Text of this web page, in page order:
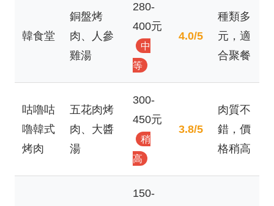
韓食堂
銅盤烤
肉、人參
雞湯
280-
400元
中
等
4.0/5
種類多
元，適
合聚餐
咕嚕咕
嚕韓式
烤肉
五花肉烤
肉、大醬
湯
300-
450元
稍
高
3.8/5
肉質不
錯，價
格稍高
150-